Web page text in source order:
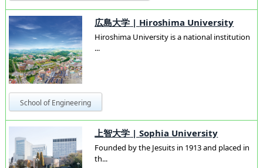
広島大学 | Hiroshima University
Hiroshima University is a national institution
...
School of Engineering
上智大学 |Sophia University
Founded by the Jesuits in 1913 and placed in
th...